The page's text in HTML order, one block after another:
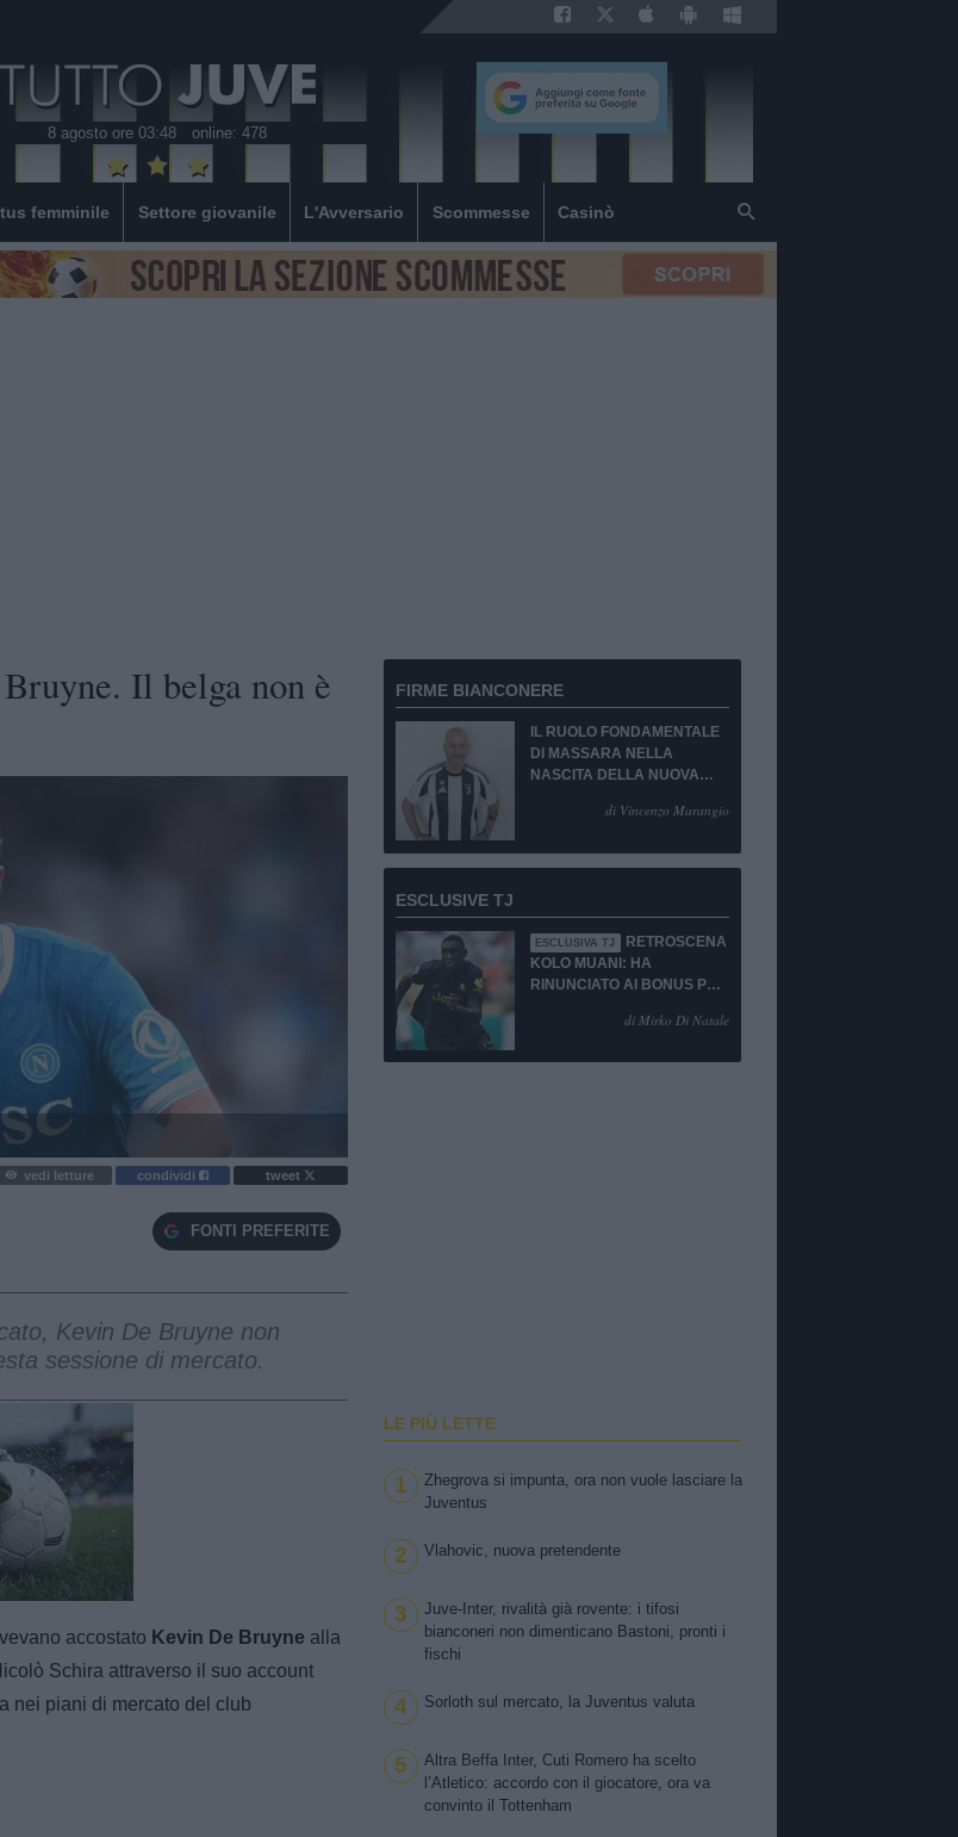
8 agosto ore 03:48 online: 478
femminile Settore giovanile L'Avversario Scommesse Casinò
Il belga non è
vedi letture condividi tweet
FONTI PREFERITE
Kevin De Bruyne non
sessione di mercato.
accostato Kevin De Bruyne alla
Schira attraverso il suo account
nei piani di mercato del club
FIRME BIANCONERE
IL RUOLO FONDAMENTALE
DI MASSARA NELLA
NASCITA DELLA NUOVA
di Vincenzo Marangio
ESCLUSIVE TJ
ESCLUSIVA TJ
RETROSCENA
KOLO MUANI: HA
RINUNCIATO AI BONUS PUR
di Mirko Di Natale
LE PIÙ LETTE
1
Zhegrova si impunta, ora non vuole lasciare la
Juventus
2 Vlahovic, nuova pretendente
3
Juve-Inter, rivalità già rovente: i tifosi
bianconeri non dimenticano Bastoni, pronti i
fischi
4 Sorloth sul mercato, la Juventus valuta
5
Altra Beffa Inter, Cuti Romero ha scelto
l’Atletico: accordo con il giocatore, ora va
convinto il Tottenham